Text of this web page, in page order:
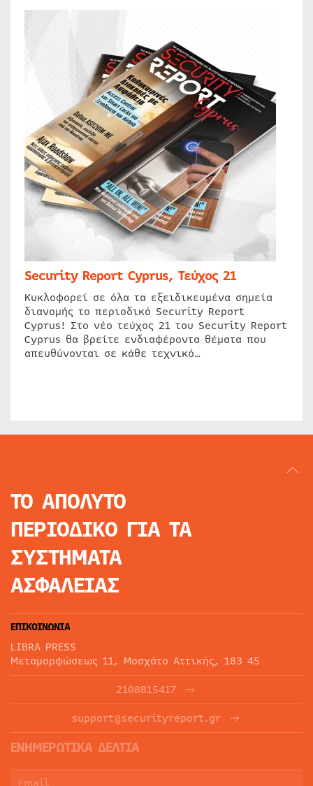
Security Report Cyprus, Τεύχος 21
Κυκλοφορεί σε όλα τα εξειδικευμένα σημεία
διανομής το περιοδικό Security Report
Cyprus! Στο νέο τεύχος 21 του Security Report
Cyprus θα βρείτε ενδιαφέροντα θέματα που
απευθύνονται σε κάθε τεχνικό…
ΤΟ ΑΠΟΛΥΤΟ
ΠΕΡΙΟΔΙΚΟ ΓΙΑ ΤΑ
ΣΥΣΤΗΜΑΤΑ
ΑΣΦΑΛΕΙΑΣ
ΕΠΙΚΟΙΝΩΝΙΑ
LIBRA PRESS
Μεταμορφώσεως 11, Μοσχάτο Αττικής, 183 45
2108815417
support@securityreport.gr
ΕΝΗΜΕΡΩΤΙΚΑ ΔΕΛΤΙΑ